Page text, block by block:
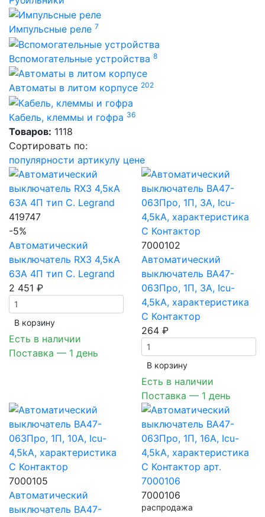
Импульсные реле 7
Вспомогательные устройства 8
Автоматы в литом корпусе 202
Кабель, клеммы и гофра 36
Товаров: 1118
Сортировать по:
популярности артикулу цене
419747
-5%
Автоматический
выключатель RX3 4,5кА
63А 4П тип C. Legrand
2 451 ₽
В корзинy
Есть в наличии
Поставка — 1 день
7000102
Автоматический
выключатель ВА47-
063Про, 1П, 3A, Icu-
4,5kA, характеристика
C Контактор
264 ₽
В корзинy
Есть в наличии
Поставка — 1 день
7000105
Автоматический
выключатель ВА47-
7000106
распродажа